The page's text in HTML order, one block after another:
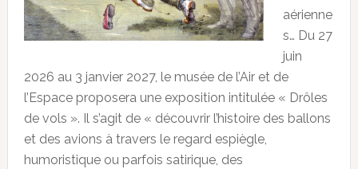
aérienne
s… Du 27
juin
2026 au 3 janvier 2027, le musée de l’Air et de
l’Espace proposera une exposition intitulée « Drôles
de vols ». Il s’agit de « découvrir l’histoire des ballons
et des avions à travers le regard espiègle,
humoristique ou parfois satirique, des